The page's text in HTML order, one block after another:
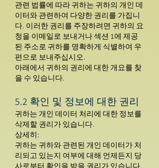
관련 법률에 따라 귀하는 귀하의 개인 데
이터와 관련하여 다양한 권리를 가집니
다. 이러한 권리를 주장하려면 귀하의 요
청을 이메일로 보내거나 섹션 1에 제공
된 주소로 귀하를 명확하게 식별하여 우
편으로 보내주십시오.
아래에서 귀하의 권리에 대한 개요를 찾
을 수 있습니다.
5.2 확인 및 정보에 대한 권리
귀하는 개인 데이터 처리에 대한 정보를
삭제할 권리가 있습니다.
상세히:
귀하는 귀하와 관련된 개인 데이터가 처
리되고 있는지 여부에 대해 언제든지 당